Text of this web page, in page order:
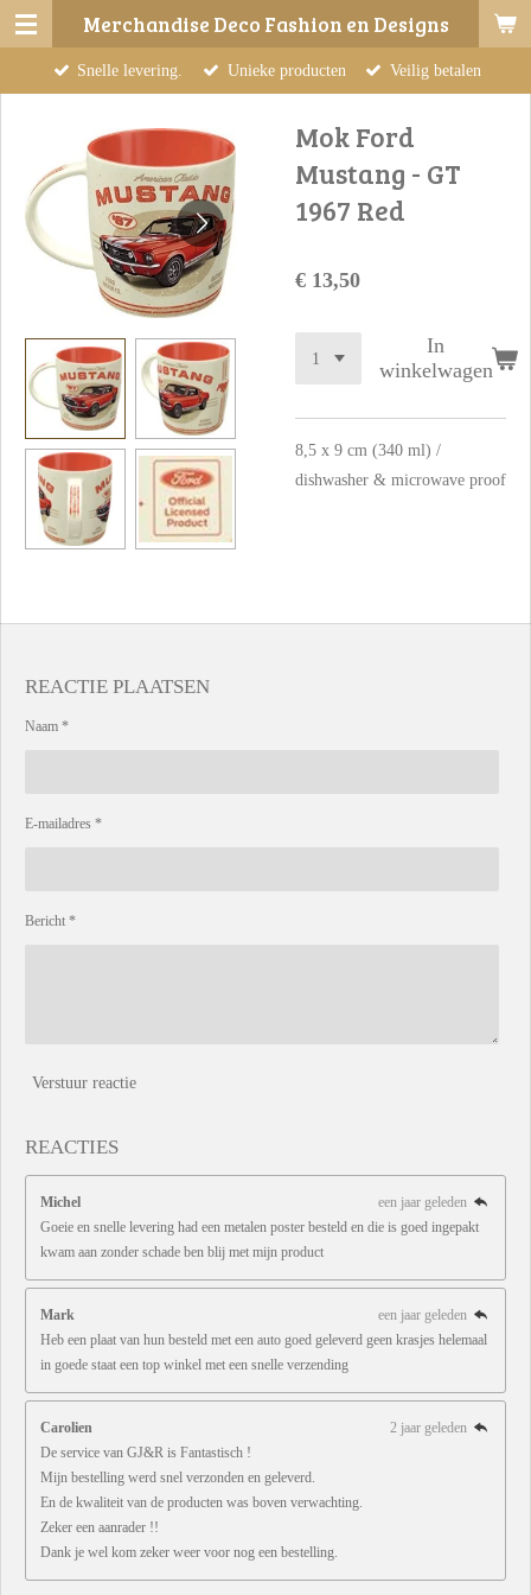
Ga
hoofdinhoud
Merchandise Deco Fashion en Designs
Snelle levering. Unieke producten Veilig betalen
Mok Ford
Mustang - GT
1967 Red
€ 13,50
In
winkelwagen
8,5 x 9 cm (340 ml) /
dishwasher & microwave proof
REACTIE PLAATSEN
Naam *
E-mailadres *
Bericht *
Verstuur reactie
REACTIES
Michel
een jaar geleden
Goeie en snelle levering had een metalen poster besteld en die is goed ingepakt
kwam aan zonder schade ben blij met mijn product
Mark
een jaar geleden
Heb een plaat van hun besteld met een auto goed geleverd geen krasjes helemaal
in goede staat een top winkel met een snelle verzending
Carolien
2 jaar geleden
De service van GJ&R is Fantastisch !
Mijn bestelling werd snel verzonden en geleverd.
En de kwaliteit van de producten was boven verwachting.
Zeker een aanrader !!
Dank je wel kom zeker weer voor nog een bestelling.